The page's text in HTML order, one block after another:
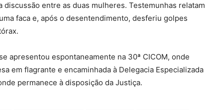
entre as duas mulheres. Testemunhas relatam
faca e, após o desentendimento, desferiu golpes
apresentou espontaneamente na 30ª CICOM, onde
em flagrante e encaminhada à Delegacia Especializada
permanece à disposição da Justiça.